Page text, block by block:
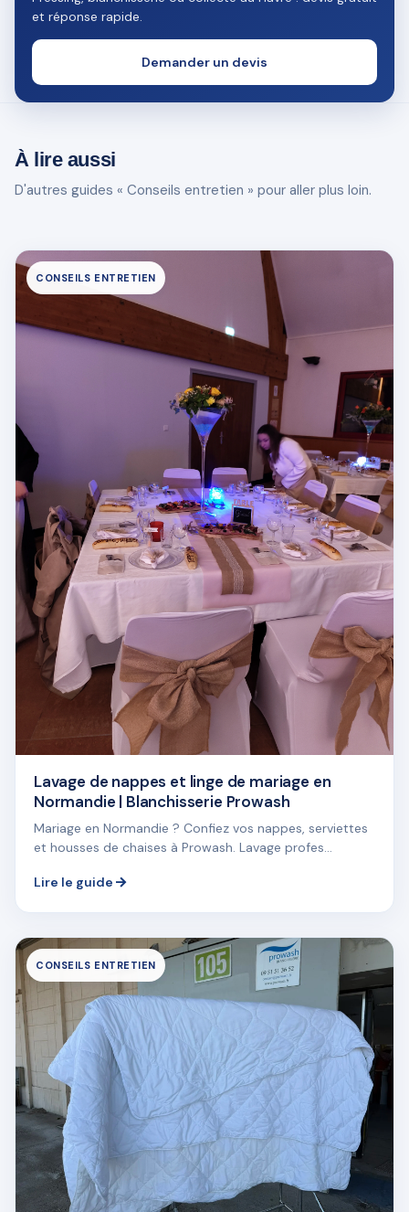
et réponse rapide.
Demander un devis
À lire aussi
D'autres guides « Conseils entretien » pour aller plus loin.
CONSEILS ENTRETIEN
Lavage de nappes et linge de mariage en
Normandie | Blanchisserie Prowash
Mariage en Normandie ? Confiez vos nappes, serviettes
et housses de chaises à Prowash. Lavage profes...
Lire le guide
CONSEILS ENTRETIEN